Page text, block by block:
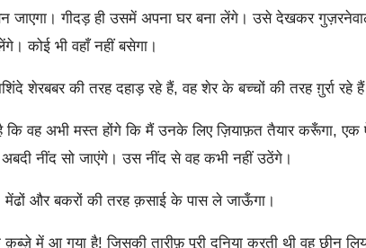
जाएगा। गीदड़ ही उसमें अपना घर बना लेंगे। उसे देखकर
कोई भी वहाँ नहीं बसेगा।
शेरबबर की तरह दहाड़ रहे हैं, वह शेर के बच्चों की तरह ग़ुर्रा रहे
कि वह अभी मस्त होंगे कि मैं उनके लिए ज़ियाफ़त तैयार करूँगा, एक
नींद सो जाएंगे। उस नींद से वह कभी नहीं उठेंगे।
और बकरों की तरह क़साई के पास ले जाऊँगा।
में आ गया है! जिसकी तारीफ़ पूरी दुनिया करती थी वह छीन